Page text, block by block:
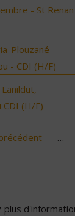
- St Renan
Plouzané
- CDI (H/F)
CDI (H/F)
…
plus